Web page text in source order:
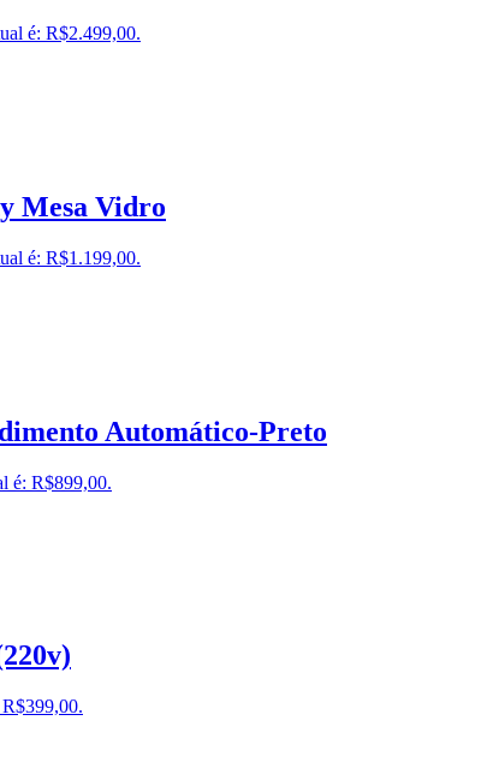
é: R$2.499,00.
Mesa Vidro
é: R$1.199,00.
Automático-Preto
é: R$899,00.